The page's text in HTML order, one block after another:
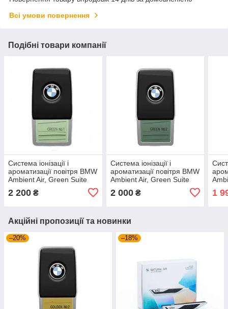
Всі умови повернення
Подібні товари компанії
Система іонізації і
ароматизації повітря BMW
Ambient Air, Green Suite
2 200 ₴
Система іонізації і
ароматизації повітря BMW
Ambient Air, Green Suite
2 000₴ 1
Акційні пропозиції та новинки
–20% –18%